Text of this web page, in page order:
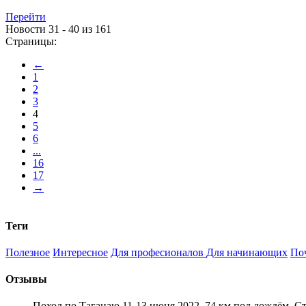
Перейти
Новости 31 - 40 из 161
Страницы:
←
1
2
3
4
5
6
...
16
17
→
Теги
Полезное Интересное Для професионалов Для начинающих
Отзывы